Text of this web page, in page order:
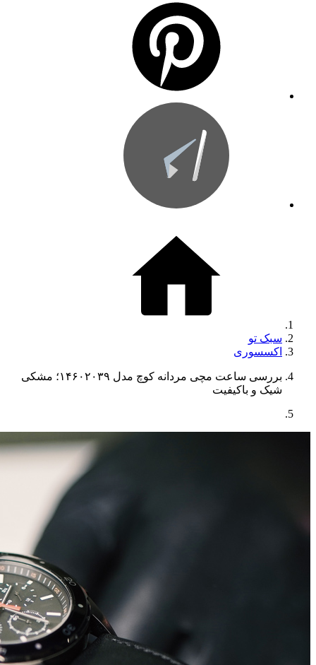
سبک تو
اکسسوری
بررسی ساعت مچی مردانه کوچ مدل ۱۴۶۰۲۰۳۹؛ مشکی
شیک و باکیفیت